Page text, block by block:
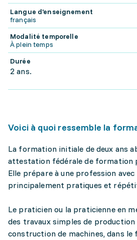
Langue d'enseignement
français
Modalité temporelle
À plein temps
Durée
2 ans.
Voici à quoi ressemble la
La formation initiale de deux ans
attestation fédérale de formation
Elle prépare à une profession
principalement pratiques et
Le praticien ou la praticienne en
des travaux simples de production
construction de machines, dans le